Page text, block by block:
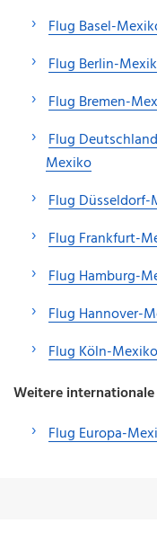
Flug Basel-
Flug Berlin-
Flug Bremen-
Flug
Mexiko
Flug Düsseldorf-
Flug Frankfurt-
Flug Hamburg-
Flug Hannover-
Flug Köln-Mexiko
Weitere
Flug Europa-